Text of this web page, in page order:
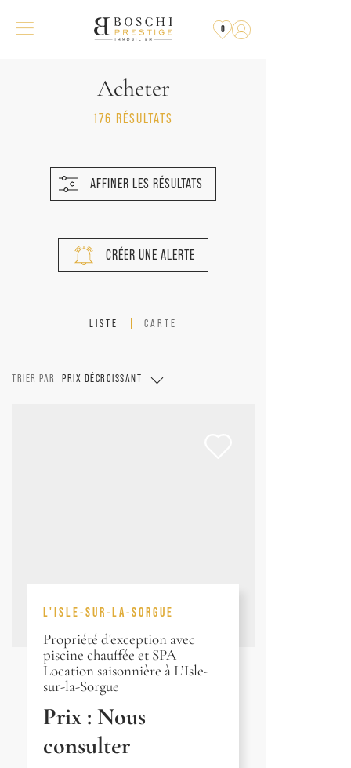
0
Acheter
176 RÉSULTATS
AFFINER LES RÉSULTATS
CRÉER UNE ALERTE
LISTE CARTE
TRIER PAR PRIX DÉCROISSANT
L'ISLE-SUR-LA-SORGUE
Propriété d'exception avec
piscine chauffée et SPA –
Location saisonnière à L’Isle-
sur-la-Sorgue
Prix : Nous
consulter